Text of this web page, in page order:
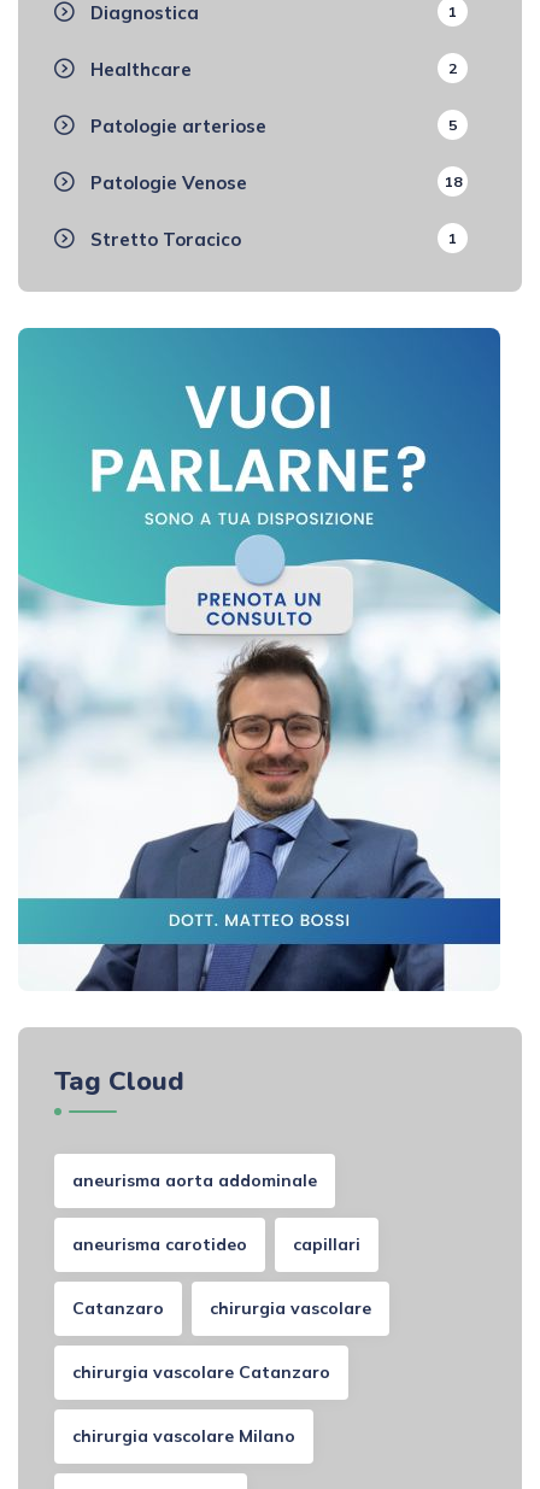
Diagnostica 1
Healthcare 2
Patologie arteriose 5
Patologie Venose 18
Stretto Toracico 1
Tag Cloud
aneurisma aorta addominale
aneurisma carotideo capillari
Catanzaro chirurgia vascolare
chirurgia vascolare Catanzaro
chirurgia vascolare Milano